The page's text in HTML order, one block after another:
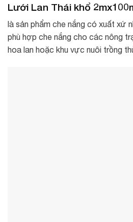
Lưới Lan Thái khổ
là sản phẩm che nắng có xuất xứ
phù hợp che nắng cho các nông
hoa lan hoặc khu vực nuôi trồng